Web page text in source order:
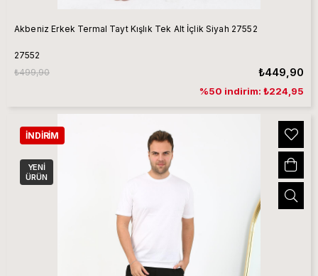
Akbeniz Erkek Termal Tayt Kışlık Tek Alt İçlik Siyah 27552
27552
₺449,90
₺499,90
%50 indirim: ₺224,95
İNDIRIM
YENI
ÜRÜN